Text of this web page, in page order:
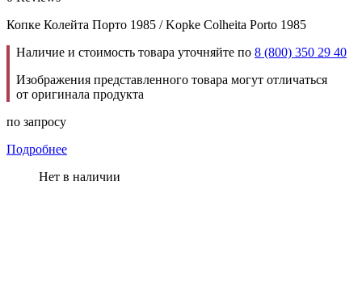
Копке Колейта Порто 1985 / Kopke Colheita Porto 1985
Наличие и стоимость товара уточняйте по 8 (800) 350 29 40
Изображения представленного товара могут отличаться
от оригинала продукта
по запросу
Подробнее
Нет в наличии